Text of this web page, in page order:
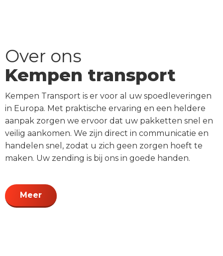
Over ons
Kempen transport
Kempen Transport is er voor al uw spoedleveringen
in Europa. Met praktische ervaring en een heldere
aanpak zorgen we ervoor dat uw pakketten snel en
veilig aankomen. We zijn direct in communicatie en
handelen snel, zodat u zich geen zorgen hoeft te
maken. Uw zending is bij ons in goede handen.
Meer